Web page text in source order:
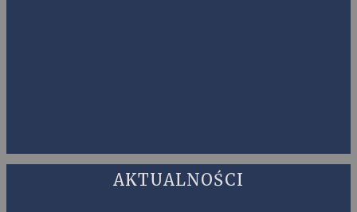
AKTUALNOŚCI